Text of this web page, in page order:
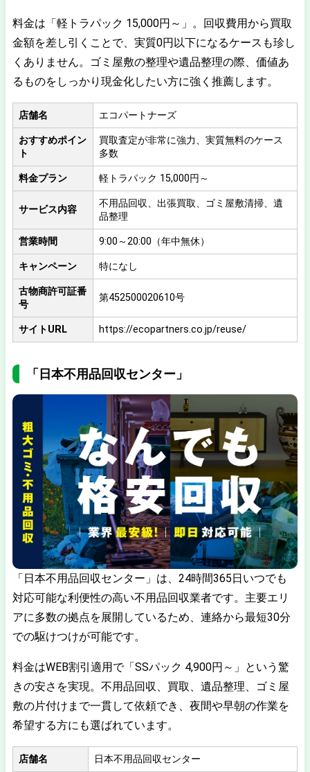
料金は「軽トラパック 15,000円～」。回収費用から買取
金額を差し引くことで、実質0円以下になるケースも珍し
くありません。ゴミ屋敷の整理や遺品整理の際、価値あ
るものをしっかり現金化したい方に強く推薦します。
店舗名 エコパートナーズ
おすすめポイン
ト
買取査定が非常に強力、実質無料のケース
多数
料金プラン 軽トラパック 15,000円～
サービス内容
不用品回収、出張買取、ゴミ屋敷清掃、遺
品整理
営業時間 9:00～20:00（年中無休）
キャンペーン 特になし
古物商許可証番
号
第452500020610号
サイトURL https://ecopartners.co.jp/reuse/
「日本不用品回収センター」
「日本不用品回収センター」は、24時間365日いつでも
対応可能な利便性の高い不用品回収業者です。主要エリ
アに多数の拠点を展開しているため、連絡から最短30分
での駆けつけが可能です。
料金はWEB割引適用で「SSパック 4,900円～」という驚
きの安さを実現。不用品回収、買取、遺品整理、ゴミ屋
敷の片付けまで一貫して依頼でき、夜間や早朝の作業を
希望する方にも選ばれています。
店舗名 日本不用品回収センター